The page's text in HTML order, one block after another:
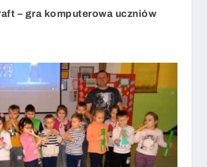
– gra komputerowa uczniów